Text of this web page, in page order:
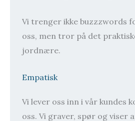
Vi trenger ikke buzzzwords
oss, men tror på det
jordnære.
Empatisk
Vi lever oss inn i vår kundes
oss. Vi graver, spør og viser